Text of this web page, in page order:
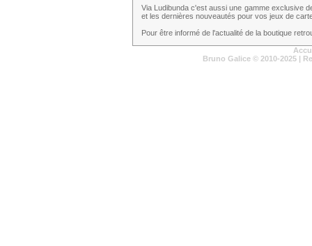
Via Ludibunda c'est aussi une gamme exclusive
et les dernières nouveautés pour vos jeux de
Pour être informé de l'actualité de la boutique
Bruno Galice © 2010-2025 |